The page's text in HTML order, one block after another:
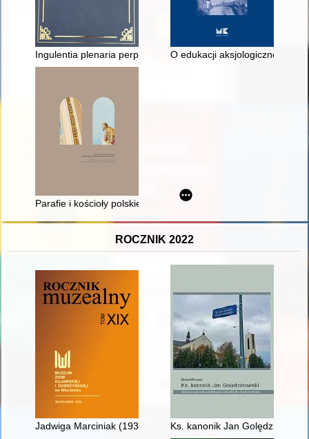
Ingulentia plenaria perpetua pro festo pentecostes per totam
O edukacji aksjologicznej na
Parafie i kościoły polskie w Michigan, Massachusetts i
ROCZNIK 2022
Jadwiga Marciniak (1933-2021) : malarka fajansu
Ks. kanonik Jan Golędzinowski